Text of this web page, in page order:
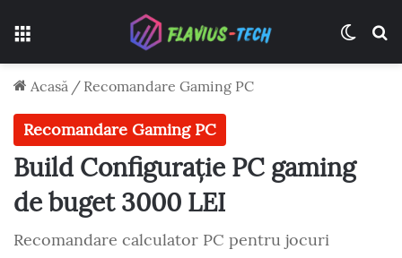
Acasă / Recomandare Gaming PC
Recomandare Gaming PC
Build Configurație PC gaming
de buget 3000 LEI
Recomandare calculator PC pentru jocuri